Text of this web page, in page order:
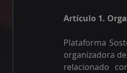
Artículo 1.
Plataforma
organizadora
relacionado